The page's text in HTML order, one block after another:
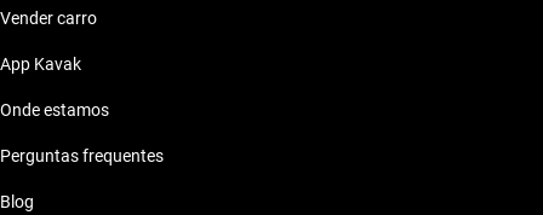
Vender carro
App Kavak
Onde estamos
Perguntas frequentes
Blog